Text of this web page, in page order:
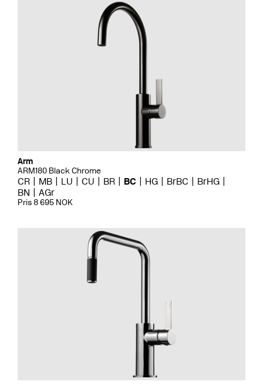
Arm
ARM180 Black Chrome
CR MB LU CU BR BC HG BrBC
BrHG
BN
AGr
Pris 8 695 NOK